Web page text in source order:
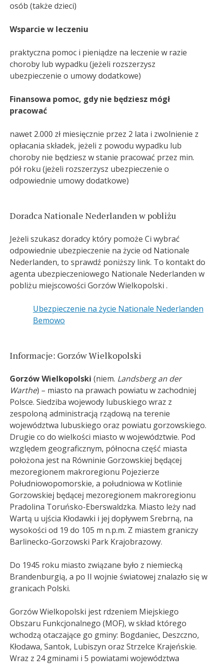
osób (także dzieci)
Wsparcie w leczeniu
praktyczna pomoc i pieniądze na leczenie w razie
choroby lub wypadku (jeżeli rozszerzysz
ubezpieczenie o umowy dodatkowe)
Finansowa pomoc, gdy nie będziesz mógł
pracować
nawet 2.000 zł miesięcznie przez 2 lata i zwolnienie z
opłacania składek, jeżeli z powodu wypadku lub
choroby nie będziesz w stanie pracować przez min.
pół roku (jeżeli rozszerzysz ubezpieczenie o
odpowiednie umowy dodatkowe)
Doradca Nationale Nederlanden w pobliżu
Jeżeli szukasz doradcy który pomoże Ci wybrać
odpowiednie ubezpieczenie na życie od Nationale
Nederlanden, to sprawdź poniższy link. To kontakt do
agenta ubezpieczeniowego Nationale Nederlanden w
pobliżu miejscowości Gorzów Wielkopolski .
Ubezpieczenie na życie Nationale Nederlanden
Bemowo
Informacje: Gorzów Wielkopolski
Gorzów Wielkopolski (niem. Landsberg an der
Warthe) – miasto na prawach powiatu w zachodniej
Polsce. Siedziba wojewody lubuskiego wraz z
zespoloną administracją rządową na terenie
województwa lubuskiego oraz powiatu gorzowskiego.
Drugie co do wielkości miasto w województwie. Pod
względem geograficznym, północna część miasta
położona jest na Równinie Gorzowskiej będącej
mezoregionem makroregionu Pojezierze
Południowopomorskie, a południowa w Kotlinie
Gorzowskiej będącej mezoregionem makroregionu
Pradolina Toruńsko-Eberswaldzka. Miasto leży nad
Wartą u ujścia Kłodawki i jej dopływem Srebrną, na
wysokości od 19 do 105 m n.p.m. Z miastem graniczy
Barlinecko-Gorzowski Park Krajobrazowy.
Do 1945 roku miasto związane było z niemiecką
Brandenburgią, a po II wojnie światowej znalazło się w
granicach Polski.
Gorzów Wielkopolski jest rdzeniem Miejskiego
Obszaru Funkcjonalnego (MOF), w skład którego
wchodzą otaczające go gminy: Bogdaniec, Deszczno,
Kłodawa, Santok, Lubiszyn oraz Strzelce Krajeńskie.
Wraz z 24 gminami i 5 powiatami województwa